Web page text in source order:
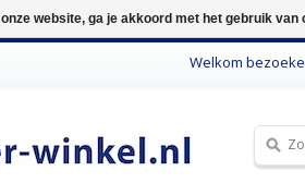
Welkom
website, ga je akkoord met het gebruik